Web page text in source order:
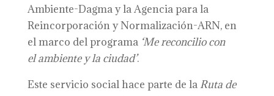
Ambiente-Dagma y la Agencia para la
Reincorporación y Normalización-ARN, en
el marco del programa ‘Mereconcilio con
elambiente y la ciudad’.
Este servicio social hace parte de la Ruta de